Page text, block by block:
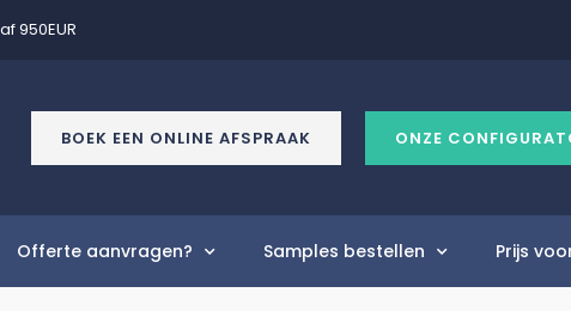
950EUR
BOEK EEN ONLINE AFSPRAAK ONZE
Offerte aanvragen? Samples bestellen Prijs